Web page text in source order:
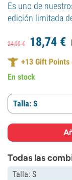
Es uno de
edición limitada
24,99€ 18,74 €
+13 Gift Points
En stock
Talla: S
Todas las
Talla: S